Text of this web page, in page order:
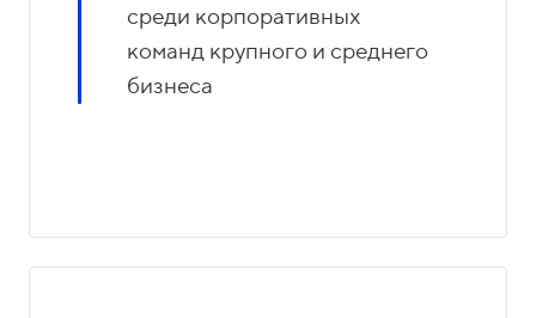
среди корпоративных
команд крупного и среднего
бизнеса